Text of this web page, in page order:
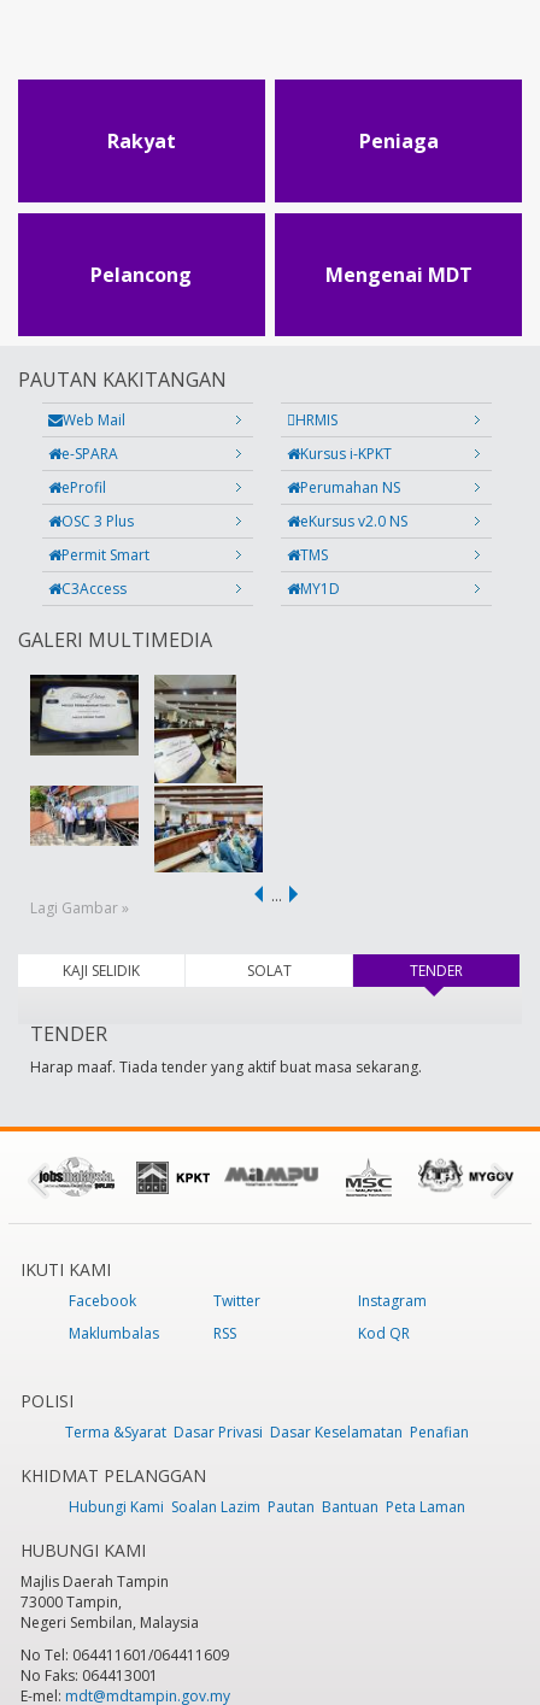
Rakyat Peniaga
Pelancong Mengenai MDT
PAUTAN KAKITANGAN
Web Mail
HRMIS
e-SPARA
Kursus i-KPKT
eProfil
Perumahan NS
OSC 3 Plus
eKursus v2.0 NS
Permit Smart
TMS
C3Access
MY1D
GALERI MULTIMEDIA
Lagi Gambar »
…
KAJI SELIDIK SOLAT TENDER
TENDER
Harap maaf. Tiada tender yang aktif buat masa sekarang.
IKUTI KAMI
Facebook Twitter
Instagram
Maklumbalas
RSS Kod QR
POLISI
Terma &Syarat Dasar Privasi Dasar Keselamatan Penafian
KHIDMAT PELANGGAN
Hubungi Kami Soalan Lazim Pautan Bantuan Peta Laman
HUBUNGI KAMI
Majlis Daerah Tampin
73000 Tampin,
Negeri Sembilan, Malaysia
No Tel: 064411601/064411609
No Faks: 064413001
E-mel: mdt@mdtampin.gov.my